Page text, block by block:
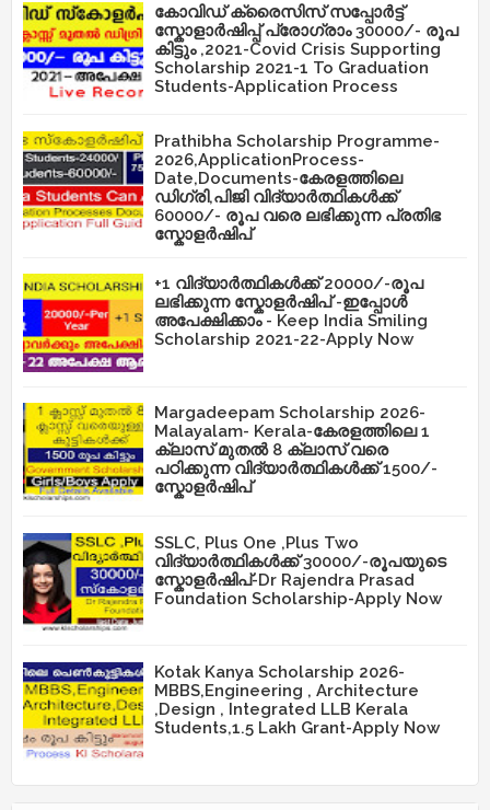
കോവിഡ് ക്രൈസിസ് സപ്പോർട്ട്
സ്കോളാർഷിപ്പ് പ്രോഗ്രാം 30000/- രൂപ
കിട്ടും ,2021-Covid Crisis Supporting
Scholarship 2021-1 To Graduation
Students-Application Process
Prathibha Scholarship Programme-
2026,ApplicationProcess-
Date,Documents-കേരളത്തിലെ
ഡിഗ്രി,പിജി വിദ്യാർത്ഥികൾക്ക്
60000/- രൂപ വരെ ലഭിക്കുന്ന പ്രതിഭ
സ്കോളർഷിപ്
+1 വിദ്യാർത്ഥികൾക്ക് 20000/-രൂപ
ലഭിക്കുന്ന സ്കോളർഷിപ് -ഇപ്പോൾ
അപേക്ഷിക്കാം - Keep India Smiling
Scholarship 2021-22-Apply Now
Margadeepam Scholarship 2026-
Malayalam- Kerala-കേരളത്തിലെ 1
ക്ലാസ് മുതൽ 8 ക്ലാസ് വരെ
പഠിക്കുന്ന വിദ്യാർത്ഥികൾക്ക് 1500/-
സ്കോളർഷിപ്
SSLC, Plus One ,Plus Two
വിദ്യാർത്ഥികൾക്ക് 30000/-രൂപയുടെ
സ്കോളർഷിപ്-Dr Rajendra Prasad
Foundation Scholarship-Apply Now
Kotak Kanya Scholarship 2026-
MBBS,Engineering , Architecture
,Design , Integrated LLB Kerala
Students,1.5 Lakh Grant-Apply Now